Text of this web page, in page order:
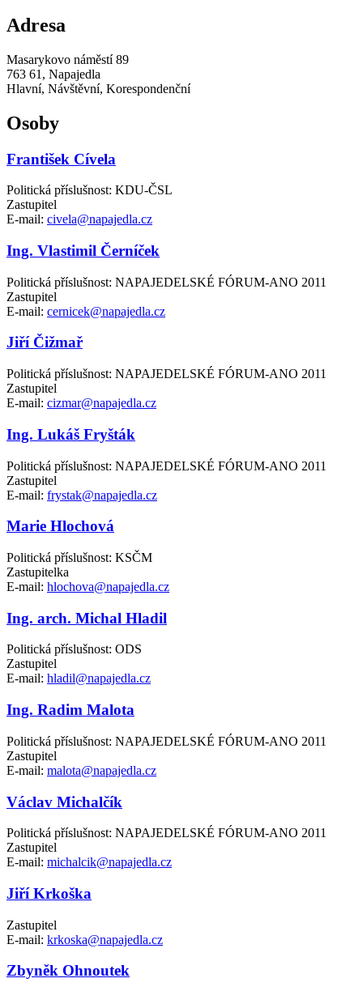
Adresa
Masarykovo náměstí 89
763 61, Napajedla
Hlavní, Návštěvní, Korespondenční
Osoby
František Cívela
Politická příslušnost: KDU-ČSL
Zastupitel
E-mail: civela@napajedla.cz
Ing. Vlastimil Černíček
Politická příslušnost: NAPAJEDELSKÉ FÓRUM-ANO 2011
Zastupitel
E-mail: cernicek@napajedla.cz
Jiří Čižmař
Politická příslušnost: NAPAJEDELSKÉ FÓRUM-ANO 2011
Zastupitel
E-mail: cizmar@napajedla.cz
Ing. Lukáš Fryšták
Politická příslušnost: NAPAJEDELSKÉ FÓRUM-ANO 2011
Zastupitel
E-mail: frystak@napajedla.cz
Marie Hlochová
Politická příslušnost: KSČM
Zastupitelka
E-mail: hlochova@napajedla.cz
Ing. arch. Michal Hladil
Politická příslušnost: ODS
Zastupitel
E-mail: hladil@napajedla.cz
Ing. Radim Malota
Politická příslušnost: NAPAJEDELSKÉ FÓRUM-ANO 2011
Zastupitel
E-mail: malota@napajedla.cz
Václav Michalčík
Politická příslušnost: NAPAJEDELSKÉ FÓRUM-ANO 2011
Zastupitel
E-mail: michalcik@napajedla.cz
Jiří Krkoška
Zastupitel
E-mail: krkoska@napajedla.cz
Zbyněk Ohnoutek